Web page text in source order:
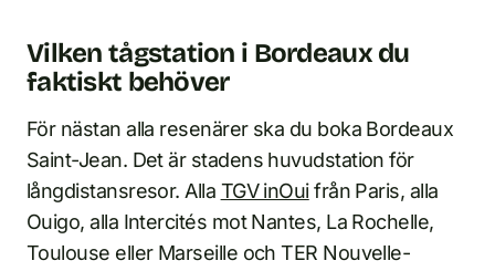
Vilken tågstation i Bordeaux du
faktiskt behöver
För nästan alla resenärer ska du boka Bordeaux
Saint-Jean. Det är stadens huvudstation för
långdistansresor. Alla TGV inOuifrån Paris, alla
Ouigo, alla Intercités mot Nantes, La Rochelle,
Toulouse eller Marseille och TER Nouvelle-